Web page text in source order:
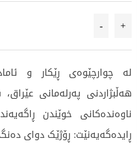
+
-
لە چوارچێوەی ڕێکار و
هەڵبژاردنی پەرلەمانی
ناوەندەکانی خوێندن
ڕایدەگەیەنێت: ڕۆژێک دوای